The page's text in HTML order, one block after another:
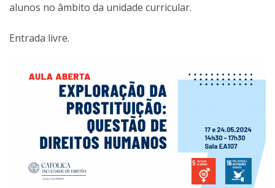
alunos no âmbito da unidade curricular.
Entrada livre.